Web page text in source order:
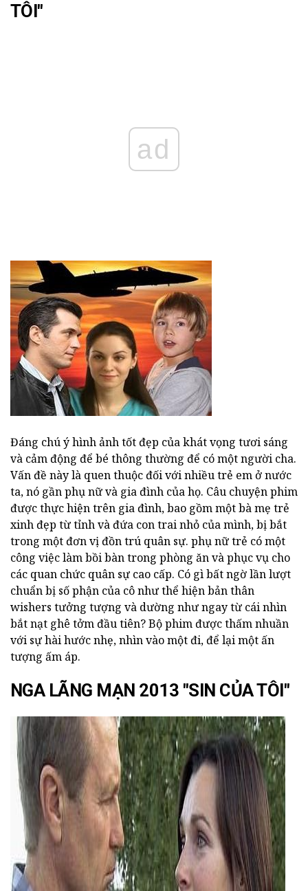
TÔI"
ad
Đáng chú ý hình ảnh tốt đẹp của khát vọng tươi sáng
và cảm động để bé thông thường để có một người cha.
Vấn đề này là quen thuộc đối với nhiều trẻ em ở nước
ta, nó gần phụ nữ và gia đình của họ. Câu chuyện phim
được thực hiện trên gia đình, bao gồm một bà mẹ trẻ
xinh đẹp từ tỉnh và đứa con trai nhỏ của mình, bị bắt
trong một đơn vị đồn trú quân sự. phụ nữ trẻ có một
công việc làm bồi bàn trong phòng ăn và phục vụ cho
các quan chức quân sự cao cấp. Có gì bất ngờ lần lượt
chuẩn bị số phận của cô như thể hiện bản thân
wishers tưởng tượng và dường như ngay từ cái nhìn
bắt nạt ghê tởm đầu tiên? Bộ phim được thấm nhuần
với sự hài hước nhẹ, nhìn vào một đi, để lại một ấn
tượng ấm áp.
NGA LÃNG MẠN 2013 "SIN CỦA TÔI"